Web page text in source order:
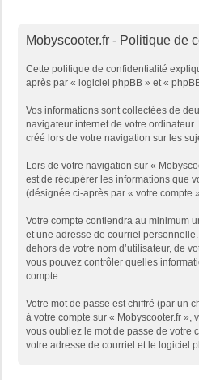
Mobyscooter.fr - Politique de
Cette politique de confidentialité
après par « logiciel phpBB » et «
Vos informations sont collectées de
navigateur internet de votre
créé lors de votre navigation sur les
Lors de votre navigation sur «
est de récupérer les informations que
(désignée ci-après par « votre compte
Votre compte contiendra au minimum
et une adresse de courriel
dehors de votre nom d’utilisateur, de
vous pouvez contrôler quelles
compte.
Votre mot de passe est chiffré (par un
à votre compte sur « Mobyscooter.fr
vous oubliez le mot de passe de votre
votre adresse de courriel et le logiciel